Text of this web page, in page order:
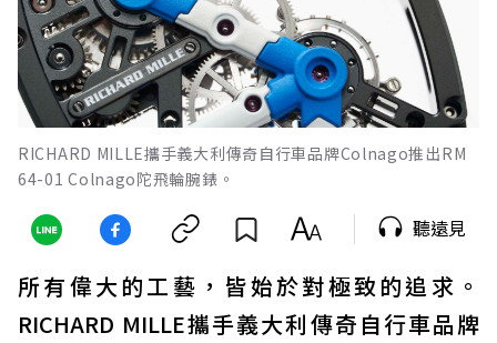
RICHARD MILLE攜手義大利傳奇自行車品牌Colnago推出RM
64-01 Colnago陀飛輪腕錶。
聽遠見
所有偉大的工藝，皆始於對極致的追求。
RICHARD MILLE攜手義大利傳奇自行車品牌